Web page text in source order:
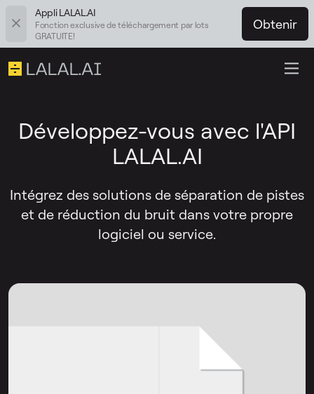
Appli LALAL.AI
Fonction exclusive de téléchargement par lots
GRATUITE!
Obtenir
Développez-vous avec l'API
LALAL.AI
Intégrez des solutions de séparation de pistes
et de réduction du bruit dans votre propre
logiciel ou service.